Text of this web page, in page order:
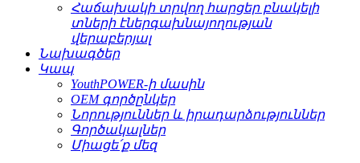
Հաճախակի տրվող հարցեր բնակելի
տների էներգախնայողության
վերաբերյալ
Նախագծեր
Կապ
YouthPOWER-ի մասին
OEM գործընկեր
Նորություններ և իրադարձություններ
Գործակալներ
Միացե՛ք մեզ